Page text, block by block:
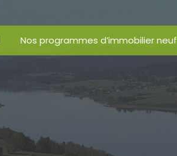
Nos programmes d’immobilier neuf